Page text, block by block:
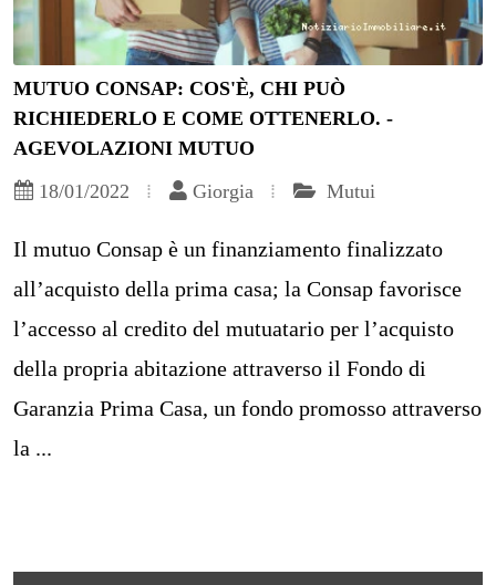
MUTUO CONSAP: COS'È, CHI PUÒ
RICHIEDERLO E COME OTTENERLO. -
AGEVOLAZIONI MUTUO
18/01/2022
Giorgia Mutui
Il mutuo Consap è un finanziamento finalizzato
all’acquisto della prima casa; la Consap favorisce
l’accesso al credito del mutuatario per l’acquisto
della propria abitazione attraverso il Fondo di
Garanzia Prima Casa, un fondo promosso attraverso
la ...